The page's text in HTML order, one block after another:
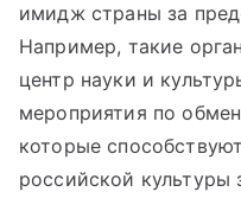
имидж страны за
Например, такие
центр науки и
мероприятия по
которые
российской культуры